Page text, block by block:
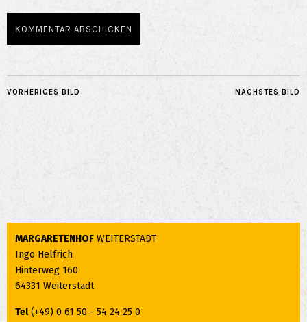
NÄCHSTES BILD
VORHERIGES BILD
MARGARETENHOF WEITERSTADT
Ingo Helfrich
Hinterweg 160
64331 Weiterstadt
Tel(+49) 0 61 50 - 54 24 25 0